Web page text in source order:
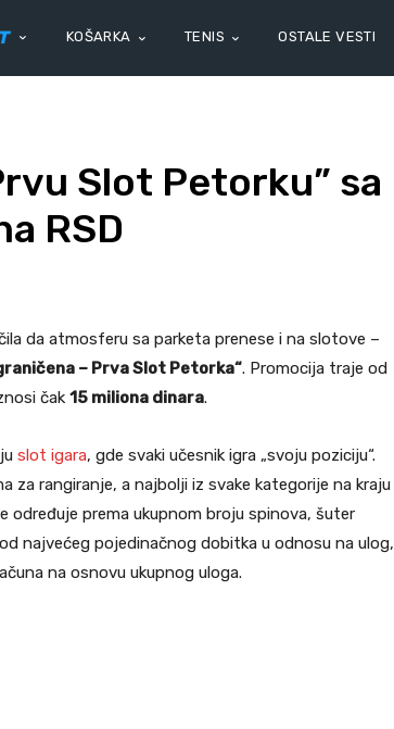
KOŠARKA TENIS OSTALE VESTI
Slot Petorku” sa
RSD
da atmosferu sa parketa prenese i na slotove –
– Prva Slot Petorka“. Promocija traje od
čak 15 miliona dinara.
slot igara, gde svaki učesnik igra „svoju poziciju“.
za rangiranje, a najbolji iz svake kategorije na kraju
određuje prema ukupnom broju spinova, šuter
najvećeg pojedinačnog dobitka u odnosu na ulog,
na osnovu ukupnog uloga.